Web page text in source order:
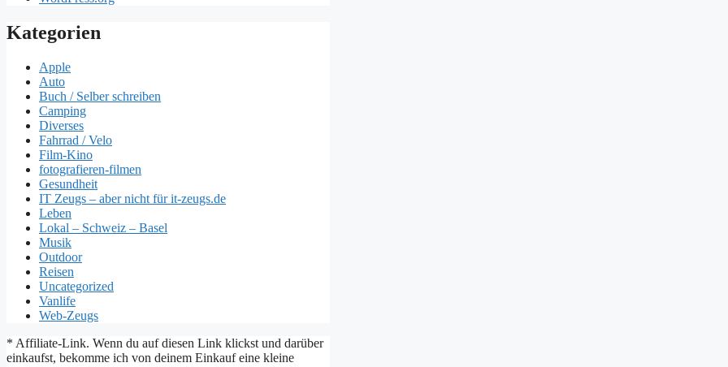
Kategorien
Apple
Auto
Buch / Selber schreiben
Camping
Diverses
Fahrrad / Velo
Film-Kino
fotografieren-filmen
Gesundheit
IT Zeugs – aber nicht für it-zeugs.de
Leben
Lokal – Schweiz – Basel
Musik
Outdoor
Reisen
Uncategorized
Vanlife
Web-Zeugs
* Affiliate-Link. Wenn du auf diesen Link klickst und darüber
einkaufst, bekomme ich von deinem Einkauf eine kleine